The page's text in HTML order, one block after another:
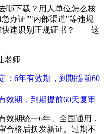
哪下载？用人单位怎么核
办证""内部渠道"等违规
快速识别正规证书？——这
老师
效期，到期提前60天复审
效期统一6年、全国通用，
合格后换发新证。过期不